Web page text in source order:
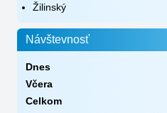
Žilinský
Návštevnosť
Dnes
Včera
Celkom